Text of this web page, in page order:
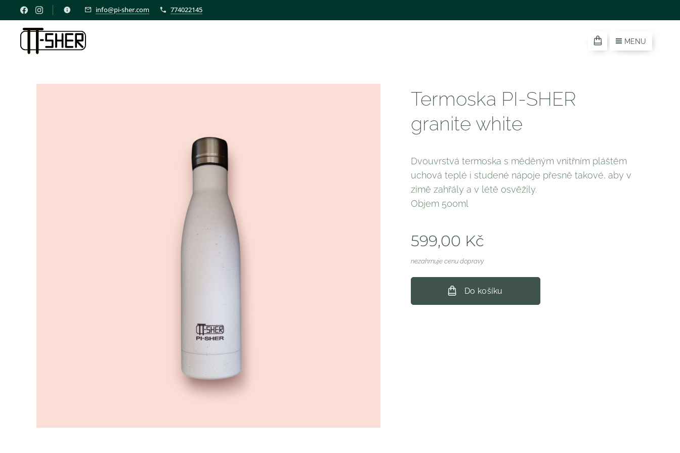
info@pi-sher.com 774022145
MENU
Termoska PI-SHER
granite white
Dvouvrstvá termoska s měděným vnitřním pláštěm
uchová teplé i studené nápoje přesně takové, aby v
zimě zahřály a v létě osvěžily.
Objem 500ml
599,00 Kč
nezahrnuje cenu dopravy
Do košíku